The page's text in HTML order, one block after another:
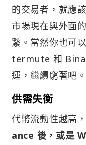
的交易者，就應
市場現在與外面
繫。當然你也可
termute 和
運，繼續窮著吧。
供需失衡
代幣流動性越高
ance 後，或是